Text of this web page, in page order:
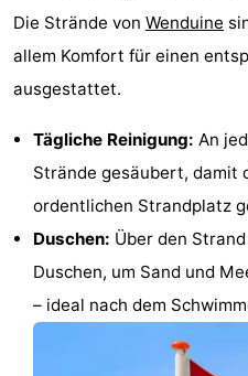
Nieuwvliet
-
Sluis
-
Cadzand
Natur
Het
Zwin
Westflandern
Brügge
Die Strände von Wenduine
allem Komfort für einen
ausgestattet.
Tägliche Reinigung: An
Strände gesäubert, damit
ordentlichen Strandplatz
Duschen: Über den
Duschen, um Sand und
– ideal nach dem